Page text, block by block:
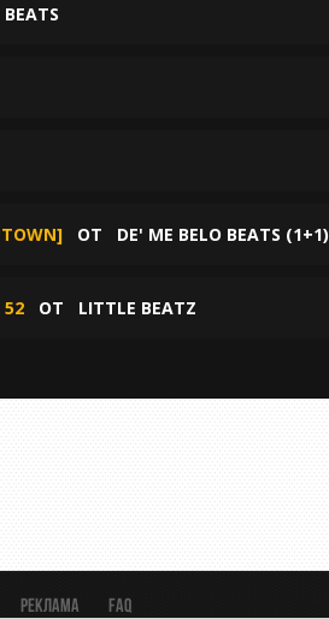
ОТ DE' ME BELO BEATS (1+1)
52 ОТ LITTLE BEATZ
Реклама FAQ